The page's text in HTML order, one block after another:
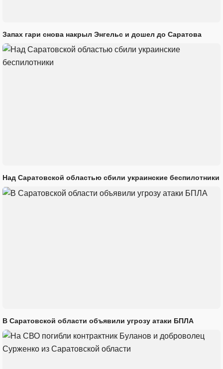
Запах гари снова накрыл Энгельс и дошел до Саратова
Над Саратовской областью сбили украинские беспилотники
В Саратовской области объявили угрозу атаки БПЛА